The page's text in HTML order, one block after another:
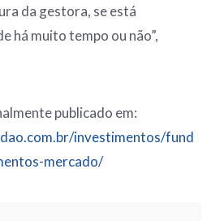
da gestora, se está
há muito tempo ou não”,
publicado em:
investimentos/fund
mercado/